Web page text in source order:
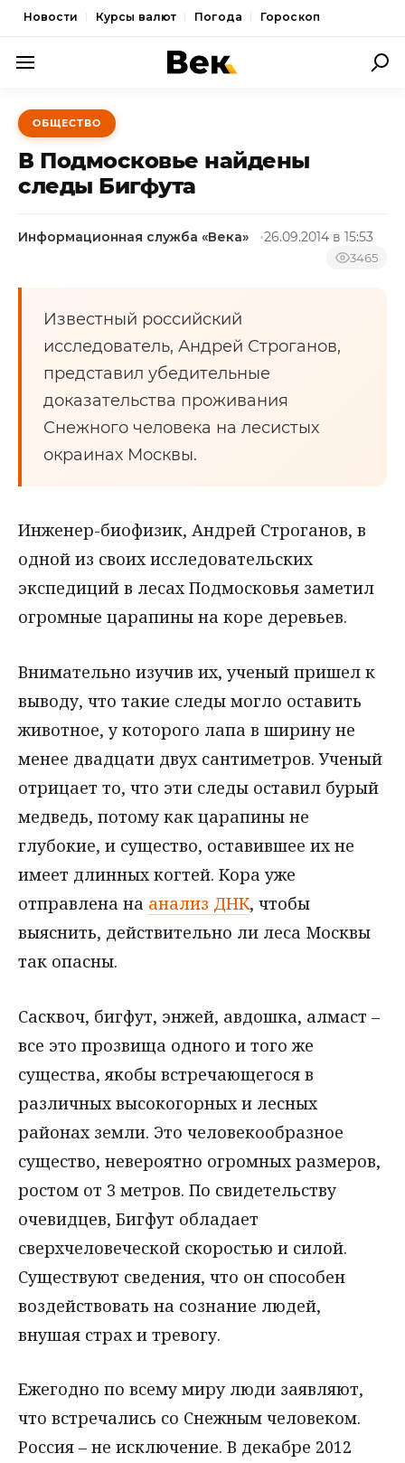
Новости Курсы валют Погода Гороскоп
ПОЛИТИКА
ЭКОНОМИКА
ОБЩЕСТВО
КУЛЬТУРА
НОВОСТИ
ОБЩЕСТВО
В Подмосковье найдены
следы Бигфута
Информационная служба «Века» 26.09.2014 в 15:53
3465
Известный российский
исследователь, Андрей Строганов,
представил убедительные
доказательства проживания
Снежного человека на лесистых
окраинах Москвы.
Инженер-биофизик, Андрей Строганов, в
одной из своих исследовательских
экспедиций в лесах Подмосковья заметил
огромные царапины на коре деревьев.
Внимательно изучив их, ученый пришел к
выводу, что такие следы могло оставить
животное, у которого лапа в ширину не
менее двадцати двух сантиметров. Ученый
отрицает то, что эти следы оставил бурый
медведь, потому как царапины не
глубокие, и существо, оставившее их не
имеет длинных когтей. Кора уже
отправлена на анализ ДНК, чтобы
выяснить, действительно ли леса Москвы
так опасны.
Сасквоч, бигфут, энжей, авдошка, алмаст –
все это прозвища одного и того же
существа, якобы встречающегося в
различных высокогорных и лесных
районах земли. Это человекообразное
существо, невероятно огромных размеров,
ростом от 3 метров. По свидетельству
очевидцев, Бигфут обладает
сверхчеловеческой скоростью и силой.
Существуют сведения, что он способен
воздействовать на сознание людей,
внушая страх и тревогу.
Ежегодно по всему миру люди заявляют,
что встречались со Снежным человеком.
Россия – не исключение. В декабре 2012